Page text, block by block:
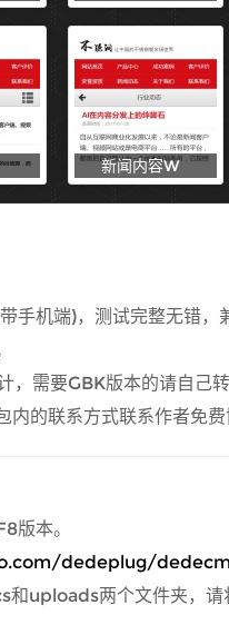
新闻内容W
手机端)，测试完整无错，
需要GBK版本的请自己
的联系方式联系作者免费
版本。
dedeplug/
和uploads两个文件夹，